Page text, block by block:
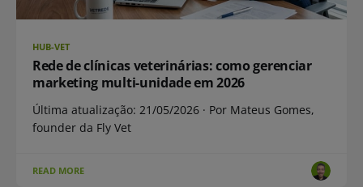
HUB-VET
Rede de clínicas veterinárias: como gerenciar
marketing multi-unidade em 2026
Última atualização: 21/05/2026 · Por Mateus Gomes,
founder da Fly Vet
READ MORE